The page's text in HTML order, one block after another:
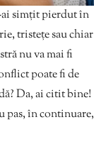
ai simțit pierdut în
tristețe sau chiar
nu va mai fi
poate fi de
Da, ai citit bine!
pas, în continuare,